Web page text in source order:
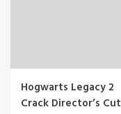
Hogwarts Legacy 2
Crack Director’s Cut